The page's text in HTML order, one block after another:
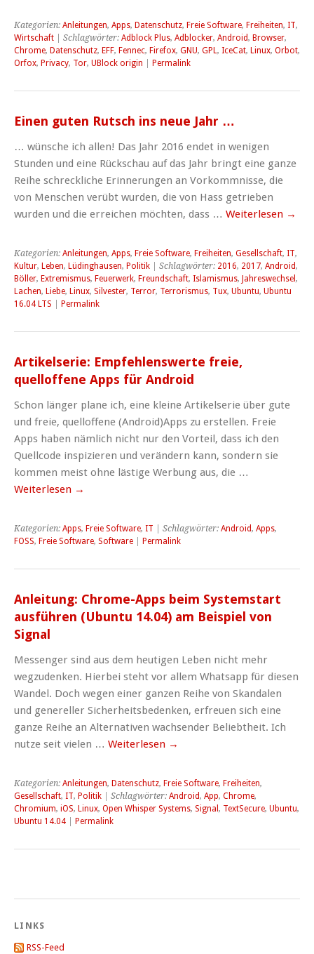
Kategorien: Anleitungen, Apps, Datenschutz, Freie Software, Freiheiten, IT,
Wirtschaft | Schlagwörter: Adblock Plus, Adblocker, Android, Browser,
Chrome, Datenschutz, EFF, Fennec, Firefox, GNU, GPL , IceCat, Linux, Orbot,
Orfox, Privacy, Tor, UBlock origin Permalink
Einen guten Rutsch ins neue Jahr …
… wünsche ich allen! Das Jahr 2016 endet in wenigen
Stunden und eine Rückschau auf das Jahr bringt eine ganze
Reihe schreckliche Erinnerungen an Vorkommnisse, die
von Menschen verübt wurden, die von Hass getrieben
wurden und die erreichen möchten, dass … Weiterlesen →
Kategorien: Anleitungen, Apps, Freie Software, Freiheiten, Gesellschaft, IT,
Kultur, Leben, Lüdinghausen, Politik | Schlagwörter: 2016, 2017, Android,
Böller, Extremismus, Feuerwerk, Freundschaft, Islamismus, Jahreswechsel ,
Lachen, Liebe, Linux, Silvester, Terror, Terrorismus, Tux, Ubuntu, Ubuntu
16.04 LTS
Permalink
Artikelserie: Empfehlenswerte freie,
quelloffene Apps für Android
Schon länger plane ich, eine kleine Artikelserie über gute
und freie, quelloffene (Android)Apps zu erstellen. Freie
Apps haben nämlich nicht nur den Vorteil, dass ich den
Quellcode inspizieren und verändern kann, sondern sie
kommen meist ohne lästige Werbung aus, die …
Weiterlesen →
Kategorien: Apps, Freie Software, IT | Schlagwörter: Android, Apps,
FOSS, Freie Software, Software Permalink
Anleitung: Chrome-Apps beim Systemstart
ausführen (Ubuntu 14.04) am Beispiel von
Signal
Messenger sind aus dem heutigen Leben nicht mehr
wegzudenken. Hierbei steht vor allem Whatsapp für diesen
Wandel. Doch wegen einer ganzen Reihe von Skandalen
und genereller Sicherheitsbedenken, erfreuen sich eine
ganze Reihe an Alternativen wachsender Beliebtheit. Ich
nutze seit vielen … Weiterlesen →
Kategorien: Anleitungen, Datenschutz, Freie Software, Freiheiten,
Gesellschaft, IT, Politik | Schlagwörter: Android, App, Chrome,
Chromium, iOS, Linux, Open Whisper Systems, Signal , TextSecure, Ubuntu,
Ubuntu 14.04
Permalink
LINKS
RSS-Feed